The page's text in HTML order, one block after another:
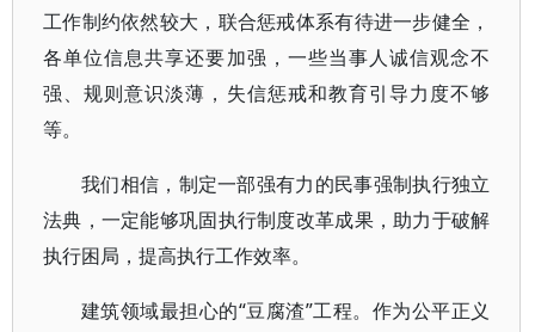
工作制约依然较大，联合惩戒体系有待进一步健全，
各单位信息共享还要加强，一些当事人诚信观念不
强、规则意识淡薄，失信惩戒和教育引导力度不够
等。
我们相信，制定一部强有力的民事强制执行独立
法典，一定能够巩固执行制度改革成果，助力于破解
执行困局，提高执行工作效率。
建筑领域最担心的“豆腐渣”工程。作为公平正义